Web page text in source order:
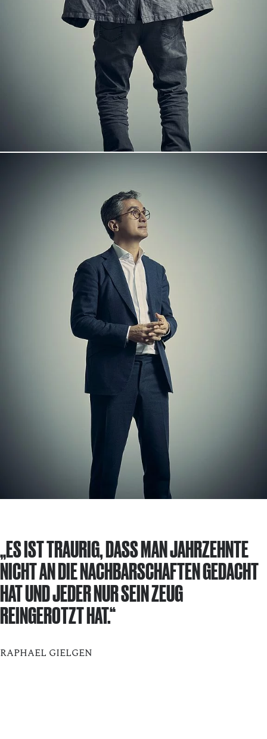
„ES IST TRAURIG, DASS MAN JAHRZEHNTE
NICHT AN DIE NACHBARSCHAFTEN GEDACHT
HAT UND JEDER NUR SEIN ZEUG
REINGEROTZT HAT.“
RAPHAEL GIELGEN